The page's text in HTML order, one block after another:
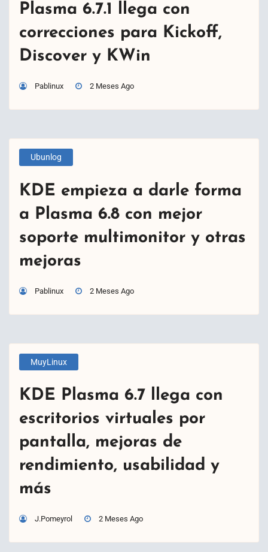
Plasma 6.7.1 llega con
correcciones para Kickoff,
Discover y KWin
Pablinux 2 Meses Ago
Ubunlog
KDE empieza a darle forma
a Plasma 6.8 con mejor
soporte multimonitor y otras
mejoras
Pablinux 2 Meses Ago
MuyLinux
KDE Plasma 6.7 llega con
escritorios virtuales por
pantalla, mejoras de
rendimiento, usabilidad y
más
J.Pomeyrol 2 Meses Ago